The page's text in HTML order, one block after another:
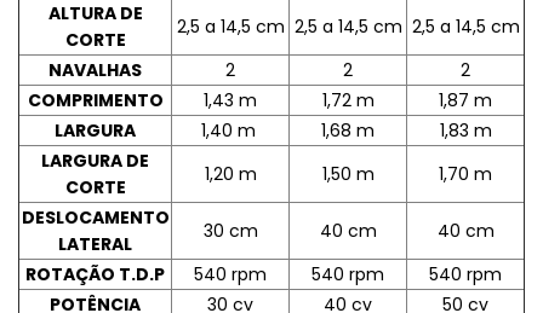
ALTURA DE
CORTE
2,5 a 14,5 cm 2,5 a 14,5 cm 2,5 a 14,5 cm
NAVALHAS
2 2
2
COMPRIMENTO
1,43 m 1,72 m
1,87 m
LARGURA
1,40 m 1,68 m
1,83 m
LARGURA DE
CORTE
1,20 m 1,50 m
1,70 m
DESLOCAMENTO
LATERAL
30 cm 40 cm
40 cm
ROTAÇÃO T.D.P
540 rpm 540 rpm
540 rpm
POTÊNCIA
30 cv 40 cv
50 cv